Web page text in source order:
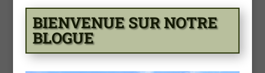
BIENVENUE SUR NOTRE
BLOGUE